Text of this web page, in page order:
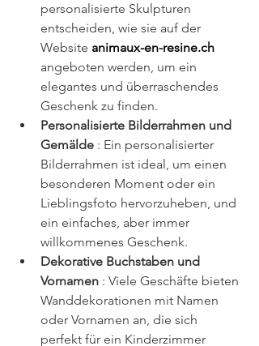
personalisierte Skulpturen
entscheiden, wie sie auf der
Website animaux-en-resine.ch
angeboten werden, um ein
elegantes und überraschendes
Geschenk zu finden.
Personalisierte Bilderrahmen und
Gemälde : Ein personalisierter
Bilderrahmen ist ideal, um einen
besonderen Moment oder ein
Lieblingsfoto hervorzuheben, und
ein einfaches, aber immer
willkommenes Geschenk.
Dekorative Buchstaben und
Vornamen : Viele Geschäfte bieten
Wanddekorationen mit Namen
oder Vornamen an, die sich
perfekt für ein Kinderzimmer